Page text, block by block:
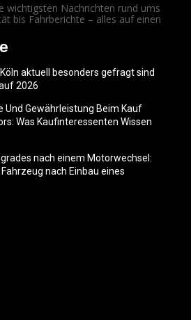
wichtigsten Nachrichten rund ums
bis Fahrberichte – alles auf einen
aktuell besonders gefragt sind
2026
Und Gewährleistung Beim Kauf
Was Kaufinteressenten Wissen
nach einem Motorwechsel:
nach Einbau eines